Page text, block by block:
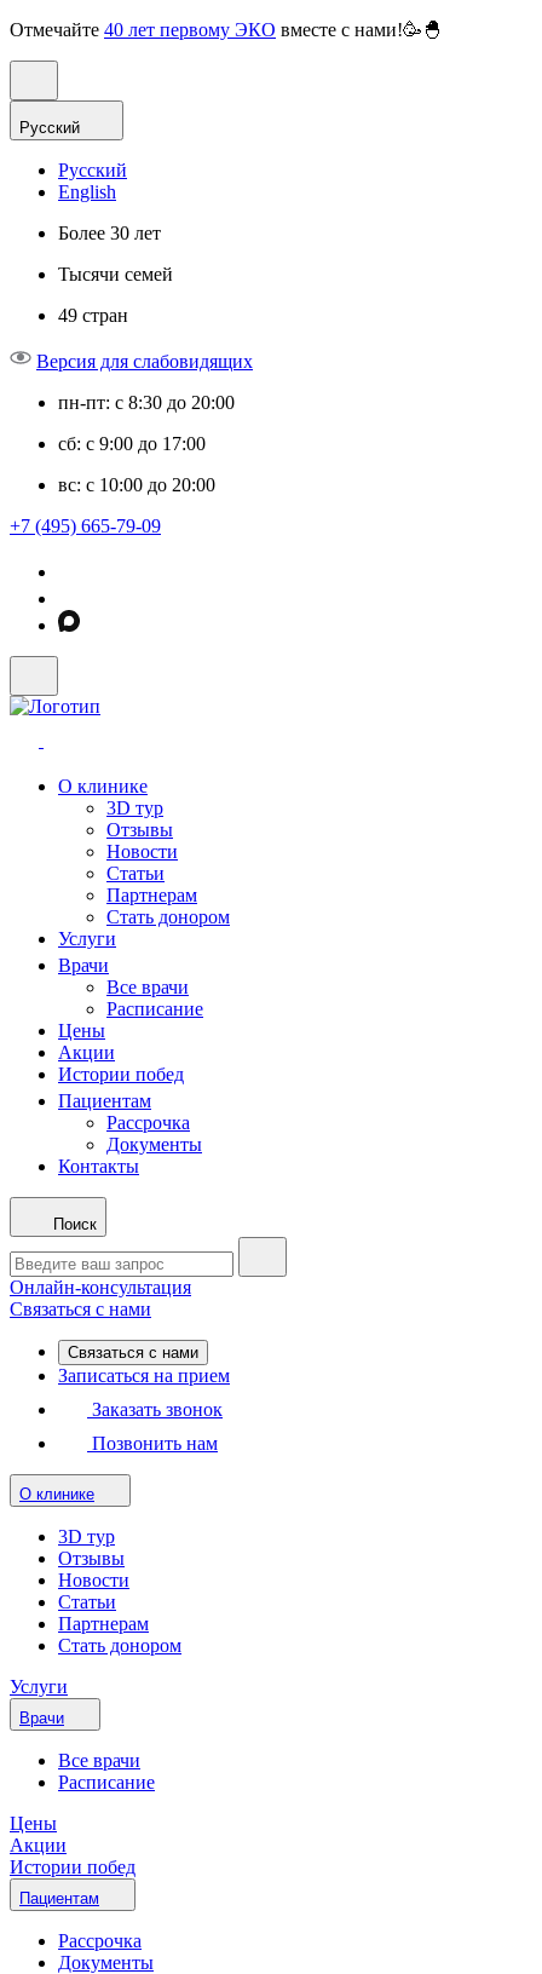
Отмечайте 40 лет первому ЭКО вместе с нами!🥳🐣
Русский
Русский
English
Более 30 лет
Тысячи семей
49 стран
Версия для слабовидящих
пн-пт: с 8:30 до 20:00
сб: с 9:00 до 17:00
вс: с 10:00 до 20:00
+7 (495) 665-79-09
О клинике
3D тур
Отзывы
Новости
Статьи
Партнерам
Стать донором
Услуги
Врачи
Все врачи
Расписание
Цены
Акции
Истории побед
Пациентам
Рассрочка
Документы
Контакты
Поиск
Онлайн-консультация
Связаться с нами
Связаться с нами
Записаться на прием
Заказать звонок
Позвонить нам
О клинике
3D тур
Отзывы
Новости
Статьи
Партнерам
Стать донором
Услуги
Врачи
Все врачи
Расписание
Цены
Акции
Истории побед
Пациентам
Рассрочка
Документы